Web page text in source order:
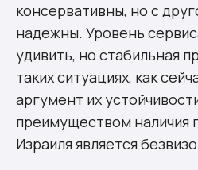
консервативны, но с
надежны. Уровень
удивить, но стабильная
таких ситуациях, как
аргумент их
преимуществом наличия
Израиля является